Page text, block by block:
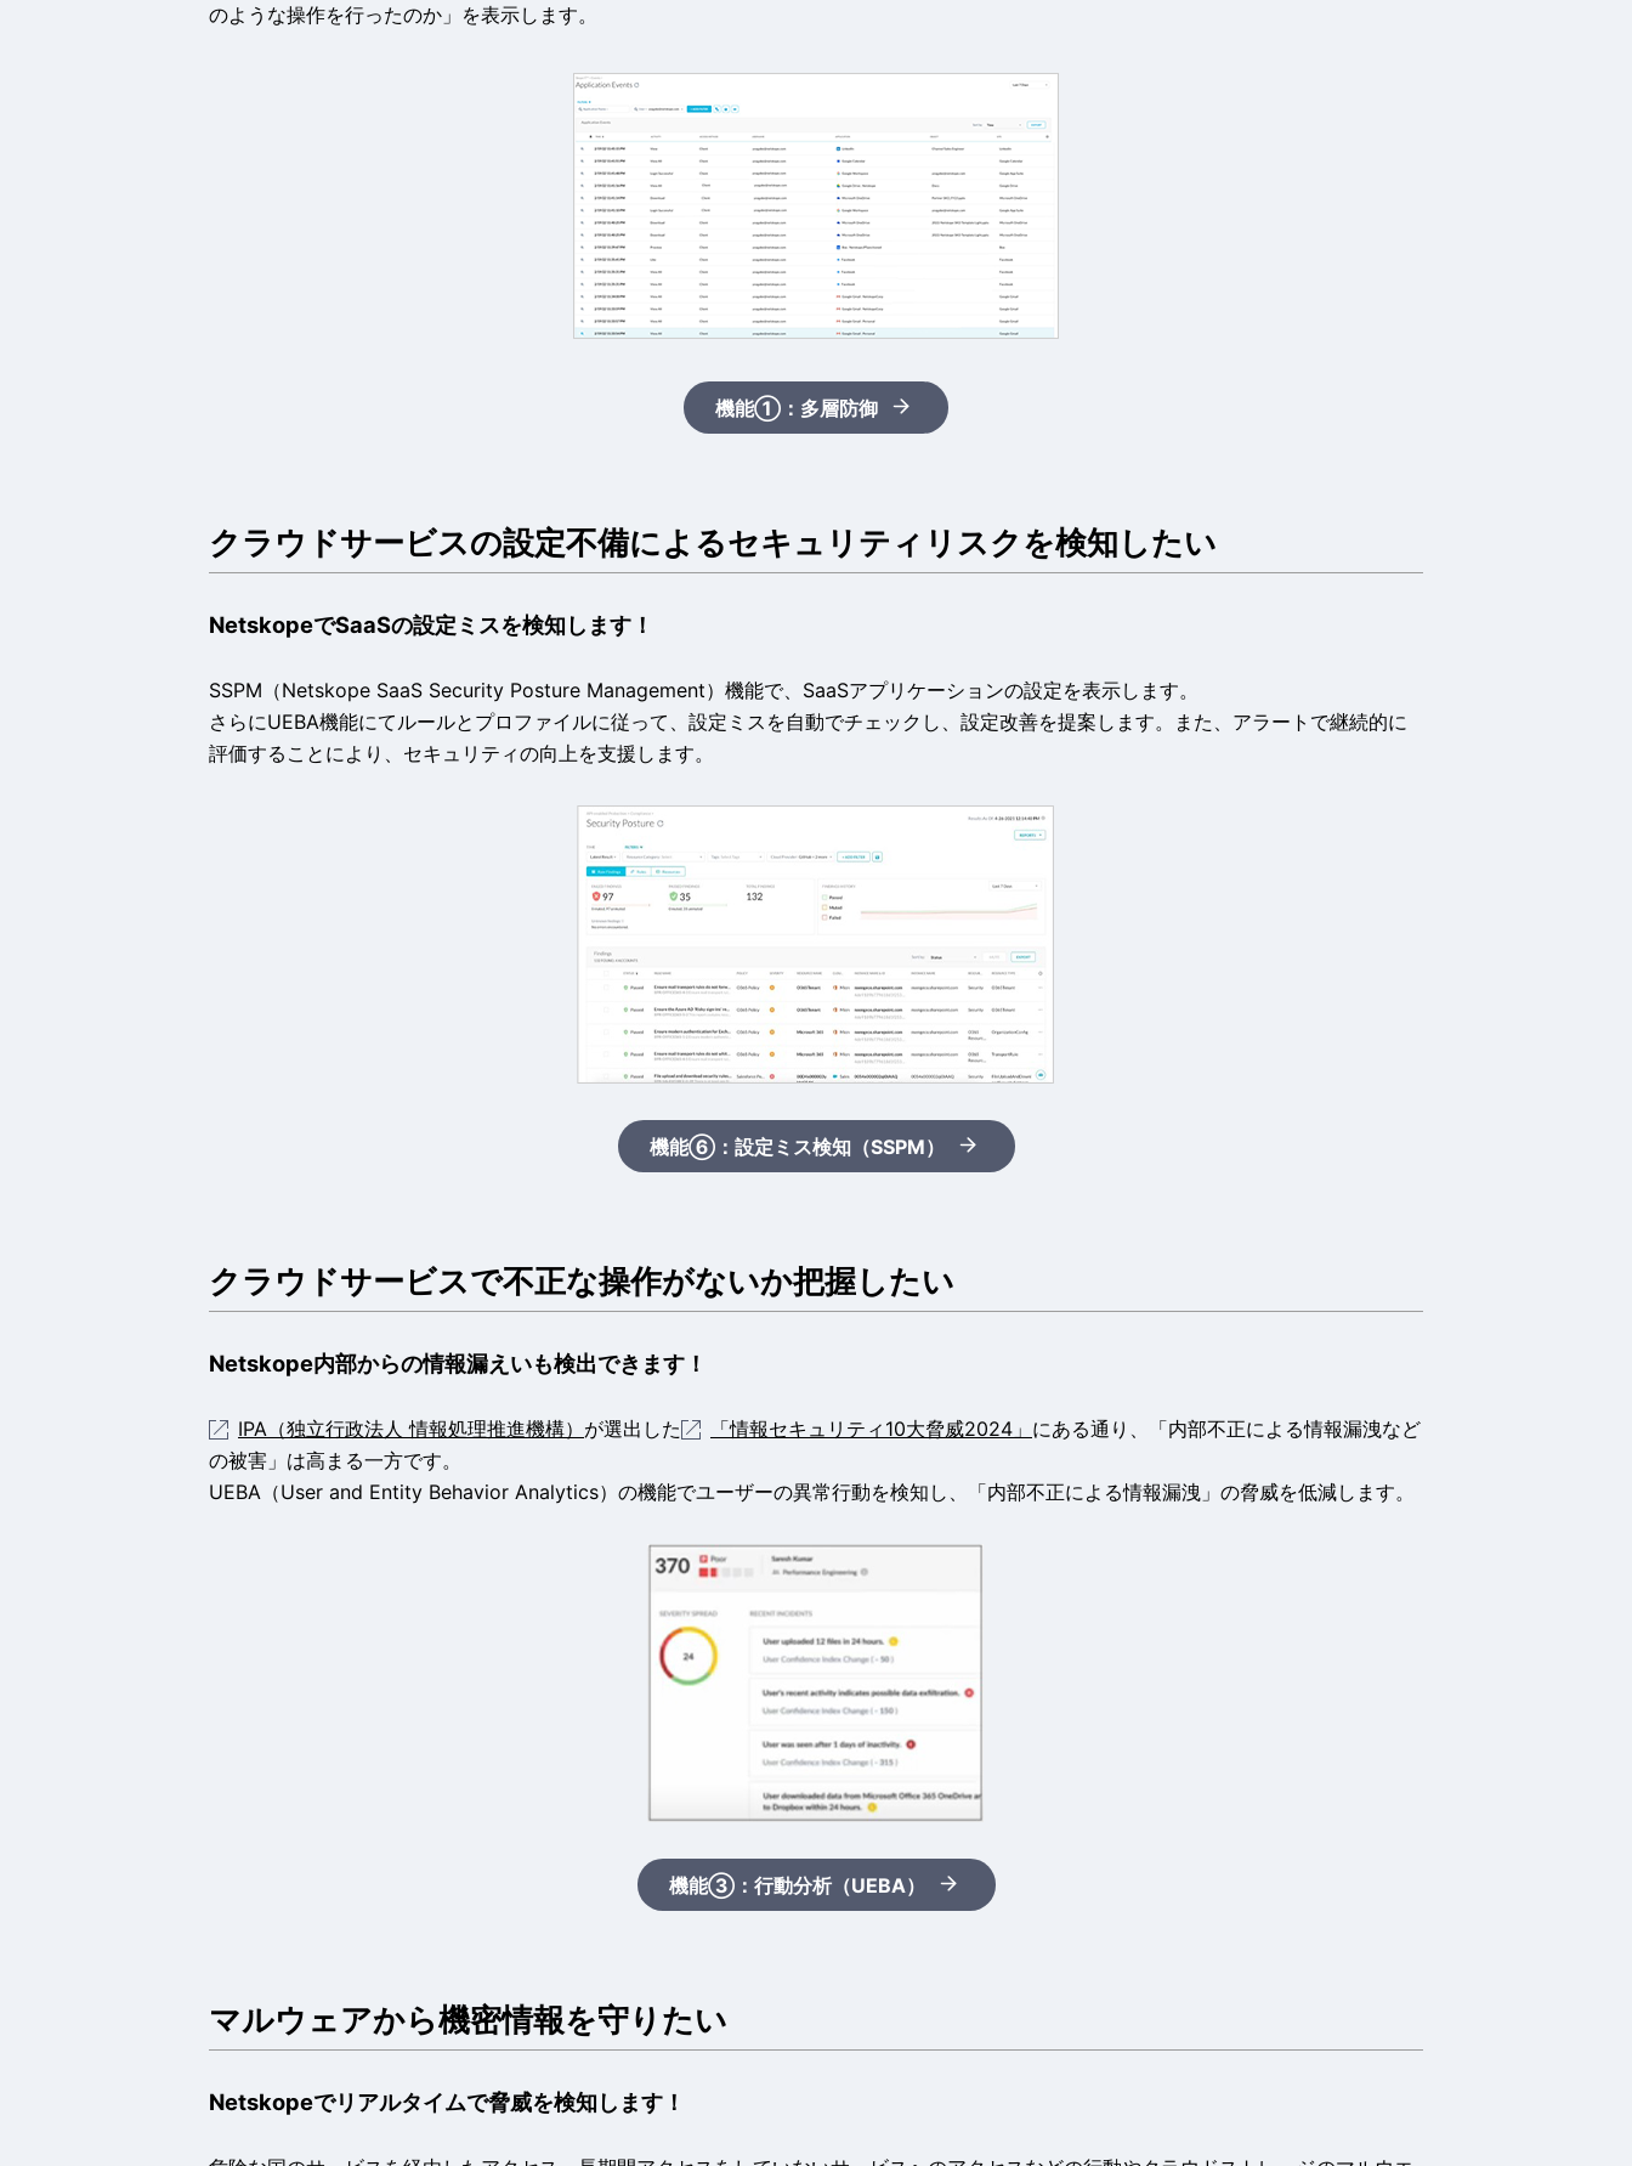
のような操作を行ったのか」を表示します。
機能①：多層防御
クラウドサービスの設定不備によるセキュリティリスクを検知したい
NetskopeでSaaSの設定ミスを検知します！
SSPM（Netskope SaaS Security Posture Management）機能で、SaaSアプリケーションの設定を表示します。
さらにUEBA機能にてルールとプロファイルに従って、設定ミスを自動でチェックし、設定改善を提案します。また、アラートで継続的に
評価することにより、セキュリティの向上を支援します。
機能⑥：設定ミス検知（SSPM）
クラウドサービスで不正な操作がないか把握したい
Netskope内部からの情報漏えいも検出できます！
IPA（独立行政法人 情報処理推進機構） が選出した 「情報セキュリティ10大脅威2024」 にある通り、「内部不正による情報漏洩など
の被害」は高まる一方です。
UEBA（User and Entity Behavior Analytics）の機能でユーザーの異常行動を検知し、「内部不正による情報漏洩」の脅威を低減します。
機能③：行動分析（UEBA）
マルウェアから機密情報を守りたい
Netskopeでリアルタイムで脅威を検知します！